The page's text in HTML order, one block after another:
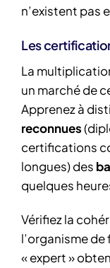
n’existent pas
Les
La
un marché de
Apprenez à
reconnues
certifications
longues) des
quelques
Vérifiez la
l’organisme
« expert »